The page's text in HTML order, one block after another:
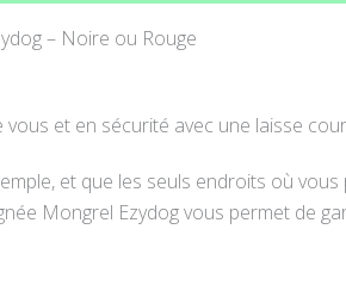
– Noire ou Rouge
et en sécurité avec une laisse
et que les seuls endroits où
Mongrel Ezydog vous permet de